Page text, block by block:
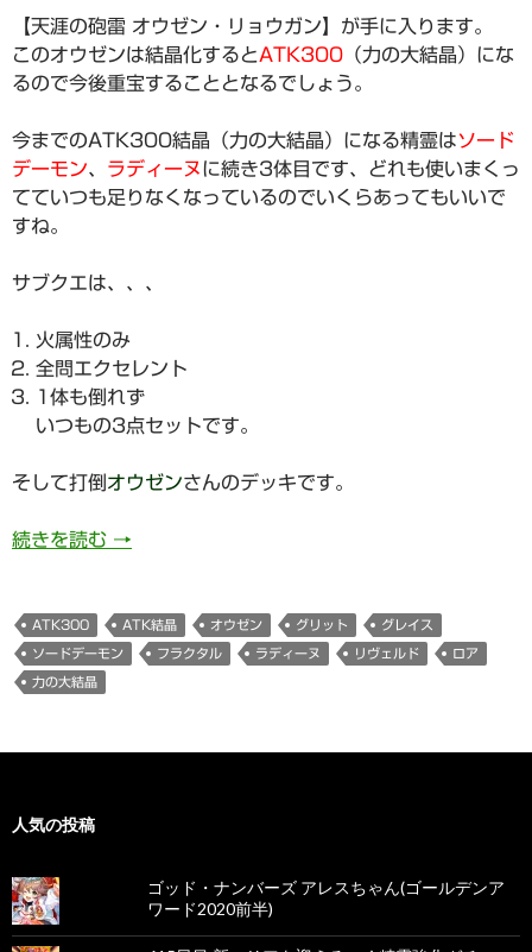
【天涯の砲雷 オウゼン・リョウガン】が手に入ります。
このオウゼンは結晶化するとATK300 （力の大結晶）にな
るので今後重宝することとなるでしょう。
今までのATK300結晶（力の大結晶）になる精霊はソード
デーモン、 ラディーヌに続き3体目です、どれも使いまくっ
てていつも足りなくなっているのでいくらあってもいいで
すね。
サブクエは、、、
火属性のみ
全問エクセレント
1体も倒れず
いつもの3点セットです。
そして打倒 オウゼンさんのデッキです。
続きを読む 784日目 喰牙RIZEハード絶級サブクエ3枚抜
→
ATK300 ATK結晶 オウゼン グリット グレイス
ソードデーモン フラクタル ラディーヌ リヴェルド ロア
力の大結晶
人気の投稿
ゴッド・ナンバーズ アレスちゃん(ゴールデンア
ワード2020前半)